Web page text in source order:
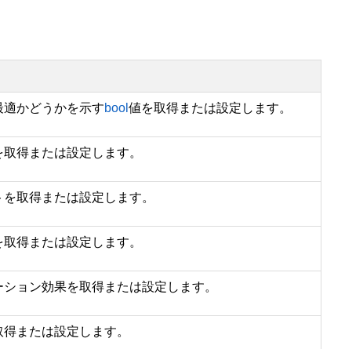
適かどうかを示すbool値を取得または設定します。
得または設定します。
取得または設定します。
得または設定します。
ション効果を取得または設定します。
または設定します。